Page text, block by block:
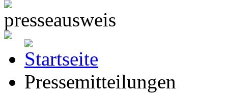
Pressemitteilungen